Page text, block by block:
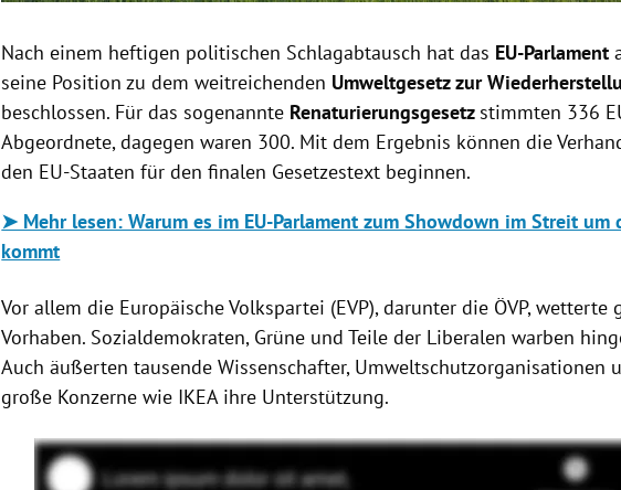
Nach einem heftigen politischen Schlagabtausch hat das EU-Parlament
seine Position zu dem weitreichenden Umweltgesetz zur
beschlossen. Für das sogenannte Renaturierungsgesetzstimmten 336
Abgeordnete, dagegen waren 300. Mit dem Ergebnis können die
den EU-Staaten für den finalen Gesetzestext beginnen.
➤ Mehr lesen: Warum es im EU-Parlament zum Showdown im Streit um
kommt
Vor allem die Europäische Volkspartei (EVP), darunter die ÖVP, wetterte
Vorhaben. Sozialdemokraten, Grüne und Teile der Liberalen warben
Auch äußerten tausende Wissenschafter, Umweltschutzorganisationen
große Konzerne wie IKEA ihre Unterstützung.